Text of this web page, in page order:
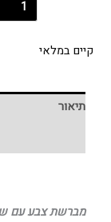
קיים במלאי
תיאור
מברשת צבע עם